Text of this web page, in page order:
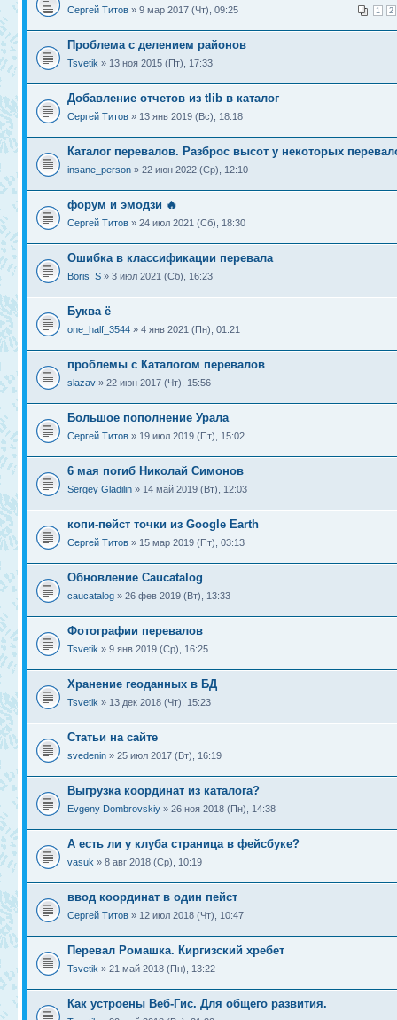
1 2
Сергей Титов » 9 мар 2017 (Чт), 09:25
Проблема с делением районов
Tsvetik » 13 ноя 2015 (Пт), 17:33
Добавление отчетов из tlib в каталог
Сергей Титов » 13 янв 2019 (Вс), 18:18
Каталог перевалов. Разброс высот у некоторых
insane_person » 22 июн 2022 (Ср), 12:10
форум и эмодзи 🔥
Сергей Титов » 24 июл 2021 (Сб), 18:30
Ошибка в классификации перевала
Boris_S » 3 июл 2021 (Сб), 16:23
Буква ё
one_half_3544 » 4 янв 2021 (Пн), 01:21
проблемы с Каталогом перевалов
slazav » 22 июн 2017 (Чт), 15:56
Большое пополнение Урала
Сергей Титов » 19 июл 2019 (Пт), 15:02
6 мая погиб Николай Симонов
Sergey Gladilin » 14 май 2019 (Вт), 12:03
копи-пейст точки из Google Earth
Сергей Титов » 15 мар 2019 (Пт), 03:13
Обновление Caucatalog
caucatalog » 26 фев 2019 (Вт), 13:33
Фотографии перевалов
Tsvetik » 9 янв 2019 (Ср), 16:25
Хранение геоданных в БД
Tsvetik » 13 дек 2018 (Чт), 15:23
Статьи на сайте
svedenin » 25 июл 2017 (Вт), 16:19
Выгрузка координат из каталога?
Evgeny Dombrovskiy » 26 ноя 2018 (Пн), 14:38
А есть ли у клуба страница в фейсбуке?
vasuk » 8 авг 2018 (Ср), 10:19
ввод координат в один пейст
Сергей Титов » 12 июл 2018 (Чт), 10:47
Перевал Ромашка. Киргизский хребет
Tsvetik » 21 май 2018 (Пн), 13:22
Как устроены Веб-Гис. Для общего развития.